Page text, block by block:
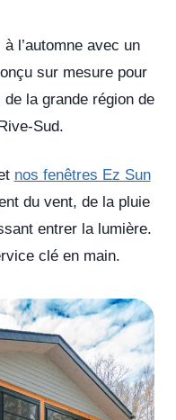
l’automne avec un
sur mesure pour
la grande région de
Sud.
nos fenêtres Ez Sun
du vent, de la pluie
entrer la lumière.
clé en main.